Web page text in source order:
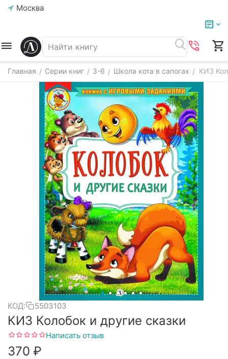
Москва
Главная / Серии книг / 3-6 / Школа кота в сапогах / КИЗ
КОД: 5503103
КИЗ Колобок и другие сказки
Написать отзыв
‍370‍ ₽